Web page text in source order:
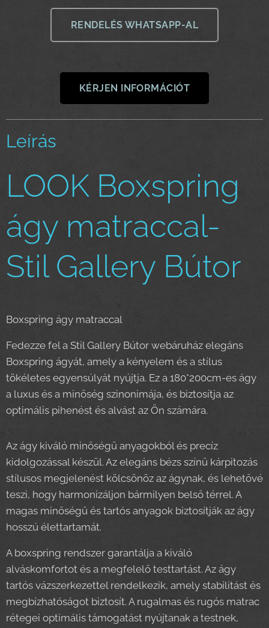
RENDELÉS WHATSAPP-AL
KÉRJEN INFORMÁCIÓT
Leírás
LOOK Boxspring
ágy matraccal-
Stil Gallery Bútor
Boxspring ágy matraccal
Fedezze fel a Stil Gallery Bútor webáruház elegáns
Boxspring ágyát, amely a kényelem és a stílus
tökéletes egyensúlyát nyújtja. Ez a 180*200cm-es ágy
a luxus és a minőség szinonimája, és biztosítja az
optimális pihenést és alvást az Ön számára.
Az ágy kiváló minőségű anyagokból és precíz
kidolgozással készül. Az elegáns bézs színű kárpitozás
stílusos megjelenést kölcsönöz az ágynak, és lehetővé
teszi, hogy harmonizáljon bármilyen belső térrel. A
magas minőségű és tartós anyagok biztosítják az ágy
hosszú élettartamát.
A boxspring rendszer garantálja a kiváló
alváskomfortot és a megfelelő testtartást. Az ágy
tartós vázszerkezettel rendelkezik, amely stabilitást és
megbízhatóságot biztosít. A rugalmas és rugós matrac
rétegei optimális támogatást nyújtanak a testnek,